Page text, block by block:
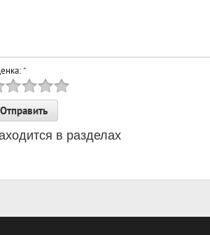
*
в разделах